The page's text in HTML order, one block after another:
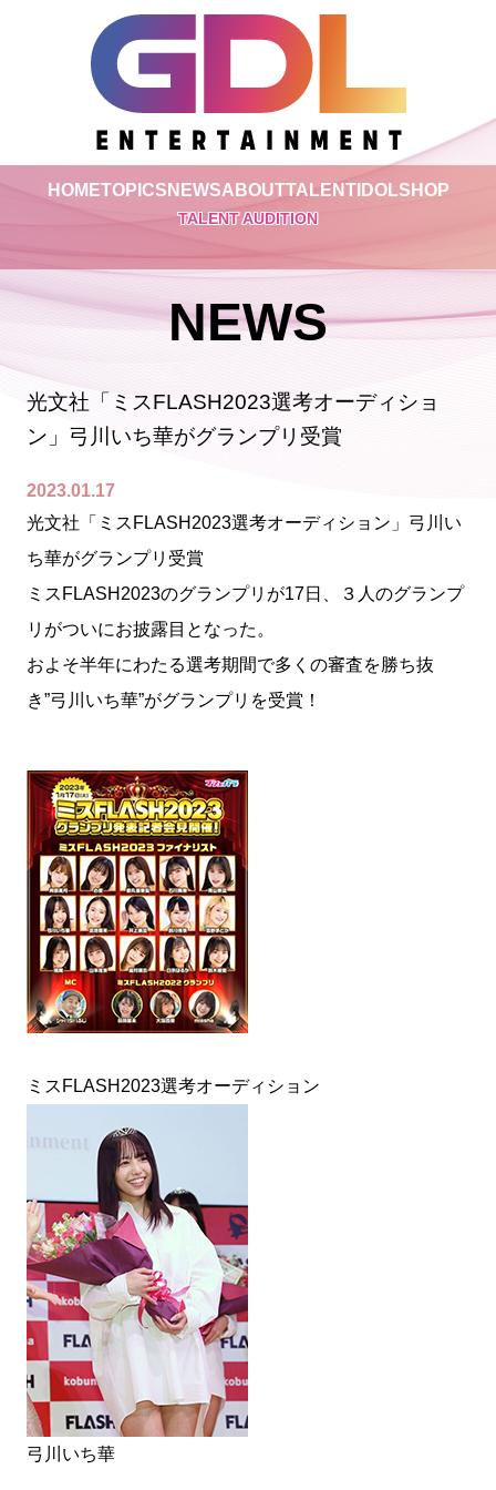
HOMETOPICS NEWSABOUTTALENTIDOLSHOP
TALENT AUDITION
NEWS
光文社「ミスFLASH2023選考オーディショ
ン」弓川いち華がグランプリ受賞
2023.01.17
光文社「ミスFLASH2023選考オーディション」弓川い
ち華がグランプリ受賞
ミスFLASH2023のグランプリが17日、３人のグランプ
リがついにお披露目となった。
およそ半年にわたる選考期間で多くの審査を勝ち抜
き”弓川いち華”がグランプリを受賞！
ミスFLASH2023選考オーディション
弓川いち華